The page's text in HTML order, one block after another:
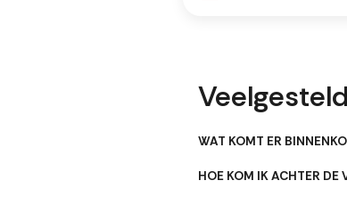
WAT KOMT ER
HOE KOM IK ACHTER